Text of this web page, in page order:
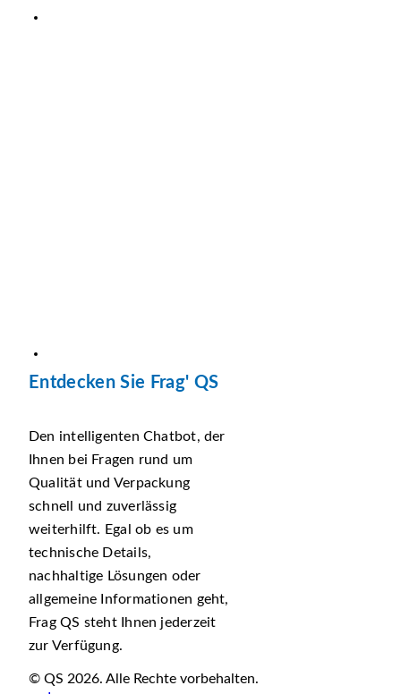
Entdecken Sie Frag' QS
Den intelligenten Chatbot, der
Ihnen bei Fragen rund um
Qualität und Verpackung
schnell und zuverlässig
weiterhilft. Egal ob es um
technische Details,
nachhaltige Lösungen oder
allgemeine Informationen geht,
Frag QS steht Ihnen jederzeit
zur Verfügung.
© QS 2026. Alle Rechte vorbehalten.